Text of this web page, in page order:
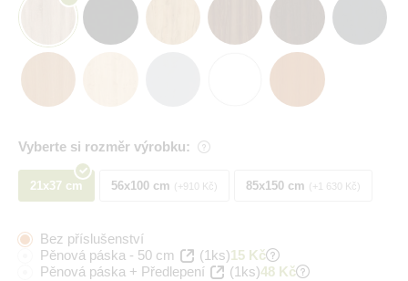
Vyberte si rozměr výrobku:
21x37 cm 56x100 cm +910 Kč 85x150 cm +1 630 Kč
Bez příslušenství
Pěnová páska - 50 cm
(1ks)15 Kč
Pěnová páska + Předlepení
(1ks)48 Kč